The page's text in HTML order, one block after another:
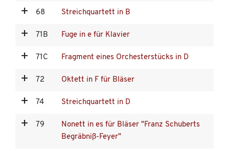
68 Streichquartett in B
71B Fuge in e für Klavier
71C Fragment eines Orchesterstücks in D
72 Oktett in F für Bläser
74 Streichquartett in D
79
Nonett in es für Bläser "Franz Schuberts
Begräbniß-Feyer"